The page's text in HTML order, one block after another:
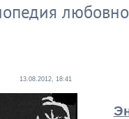
13.08.2012, 18:41